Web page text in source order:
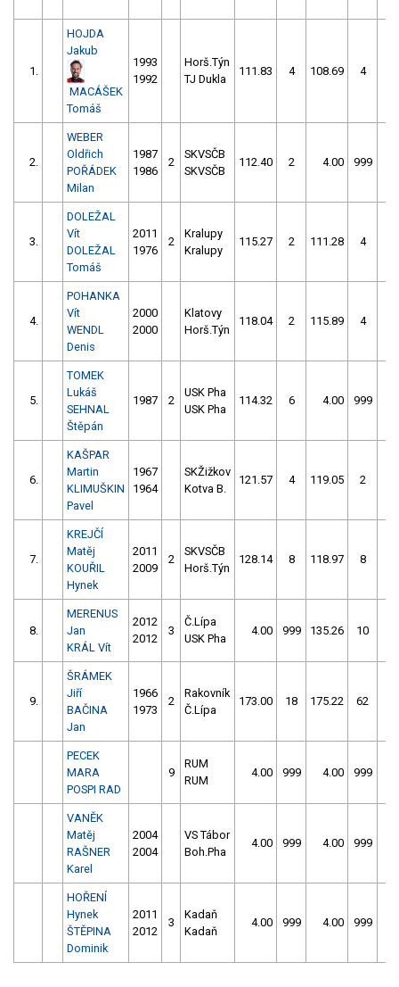
1.
HOJDA
Jakub
MACÁŠEK
Tomáš
1993
1992
Horš.Týn
TJ Dukla
111.83 4 108.69 4
2.
WEBER
Oldřich
POŘÁDEK
Milan
1987
1986
2
SKVSČB
SKVSČB
112.40 2 4.00 999
3.
DOLEŽAL
Vít
DOLEŽAL
Tomáš
2011
1976
2
Kralupy
Kralupy
115.27 2 111.28 4
4.
POHANKA
Vít
WENDL
Denis
2000
2000
Klatovy
Horš.Týn
118.04 2 115.89 4
5.
TOMEK
Lukáš
SEHNAL
Štěpán
1987 2
USK Pha
USK Pha
114.32 6 4.00 999
6.
KAŠPAR
Martin
KLIMUŠKIN
Pavel
1967
1964
SKŽižkov
Kotva B.
121.57 4 119.05 2
7.
KREJČÍ
Matěj
KOUŘIL
Hynek
2011
2009
2
SKVSČB
Horš.Týn
128.14 8 118.97 8
8.
MERENUS
Jan
KRÁL Vít
2012
2012
3
Č.Lípa
USK Pha
4.00 999 135.26 10
9.
ŠRÁMEK
Jiří
BAČINA
Jan
1966
1973
2
Rakovník
Č.Lípa
173.00 18 175.22 62
PECEK
MARA
POSPI RAD
9
RUM
RUM
4.00 999 4.00 999
VANĚK
Matěj
RAŠNER
Karel
2004
2004
VS Tábor
Boh.Pha
4.00 999 4.00 999
HOŘENÍ
Hynek
ŠTĚPINA
Dominik
2011
2012
3
Kadaň
Kadaň
4.00 999 4.00 999